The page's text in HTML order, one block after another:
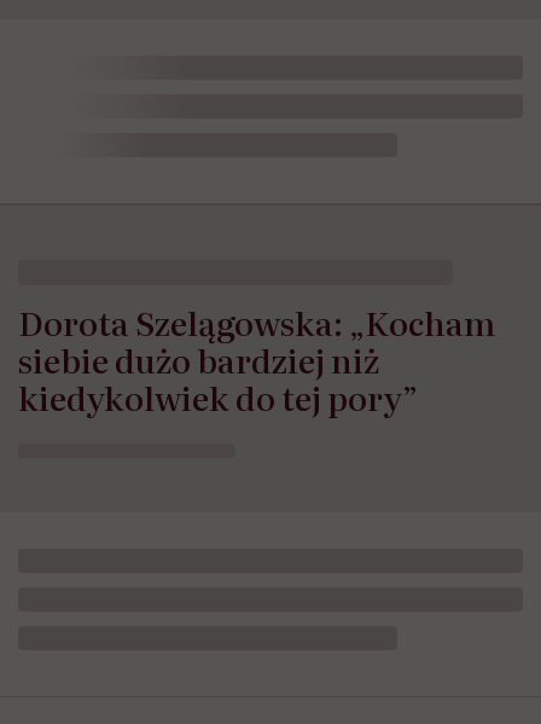
Dorota Szelągowska: „Kocham
siebie dużo bardziej niż
kiedykolwiek do tej pory”